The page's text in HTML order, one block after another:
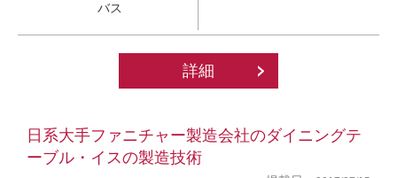
バス
詳細
日系大手ファニチャー製造会社のダイニングテ
ーブル・イスの製造技術